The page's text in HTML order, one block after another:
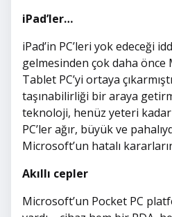
iPad’ler…
iPad’in PC’leri yok edeceği
gelmesinden çok daha önce
Tablet PC’yi ortaya
taşınabilirliği bir araya
teknoloji, henüz yeteri
PC’ler ağır, büyük ve
Microsoft’un hatalı
Akıllı cepler
Microsoft’un Pocket PC